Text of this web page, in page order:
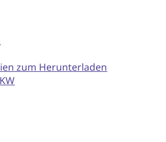
zum Herunterladen